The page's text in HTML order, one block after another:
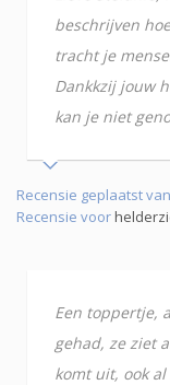
beschrijven
tracht je
Dankkzij jouw
kan je niet
Recensie geplaatst
Recensie voor
Een toppertje,
gehad, ze ziet
komt uit, ook